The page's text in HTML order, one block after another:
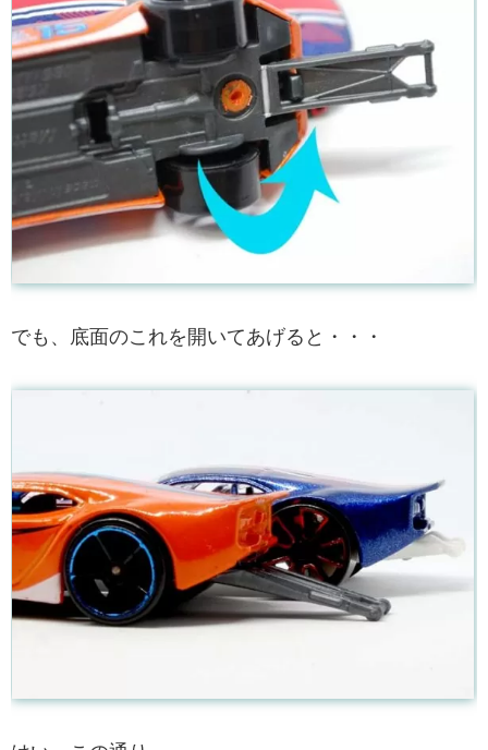
でも、底面のこれを開いてあげると・・・